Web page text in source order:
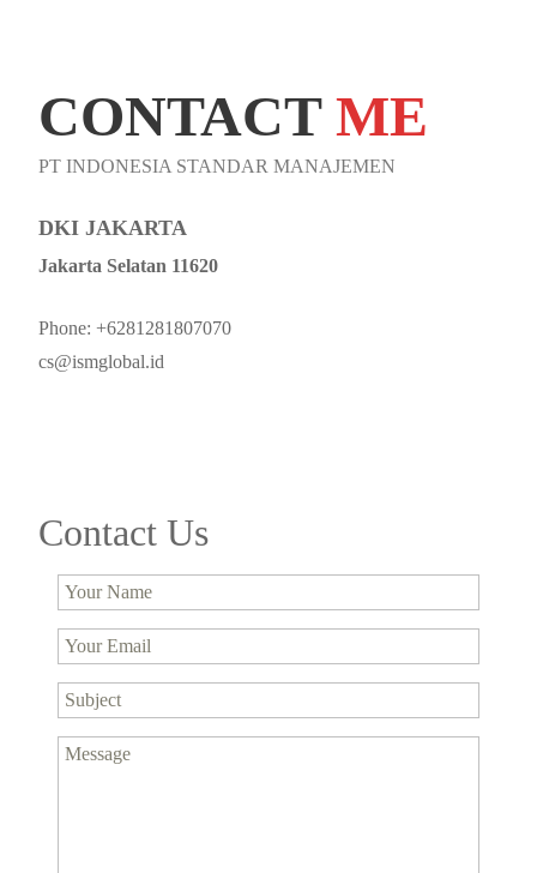
CONTACT ME
PT INDONESIA STANDAR MANAJEMEN
DKI JAKARTA
Jakarta Selatan 11620
Phone: +6281281807070
cs@ismglobal.id
Contact Us